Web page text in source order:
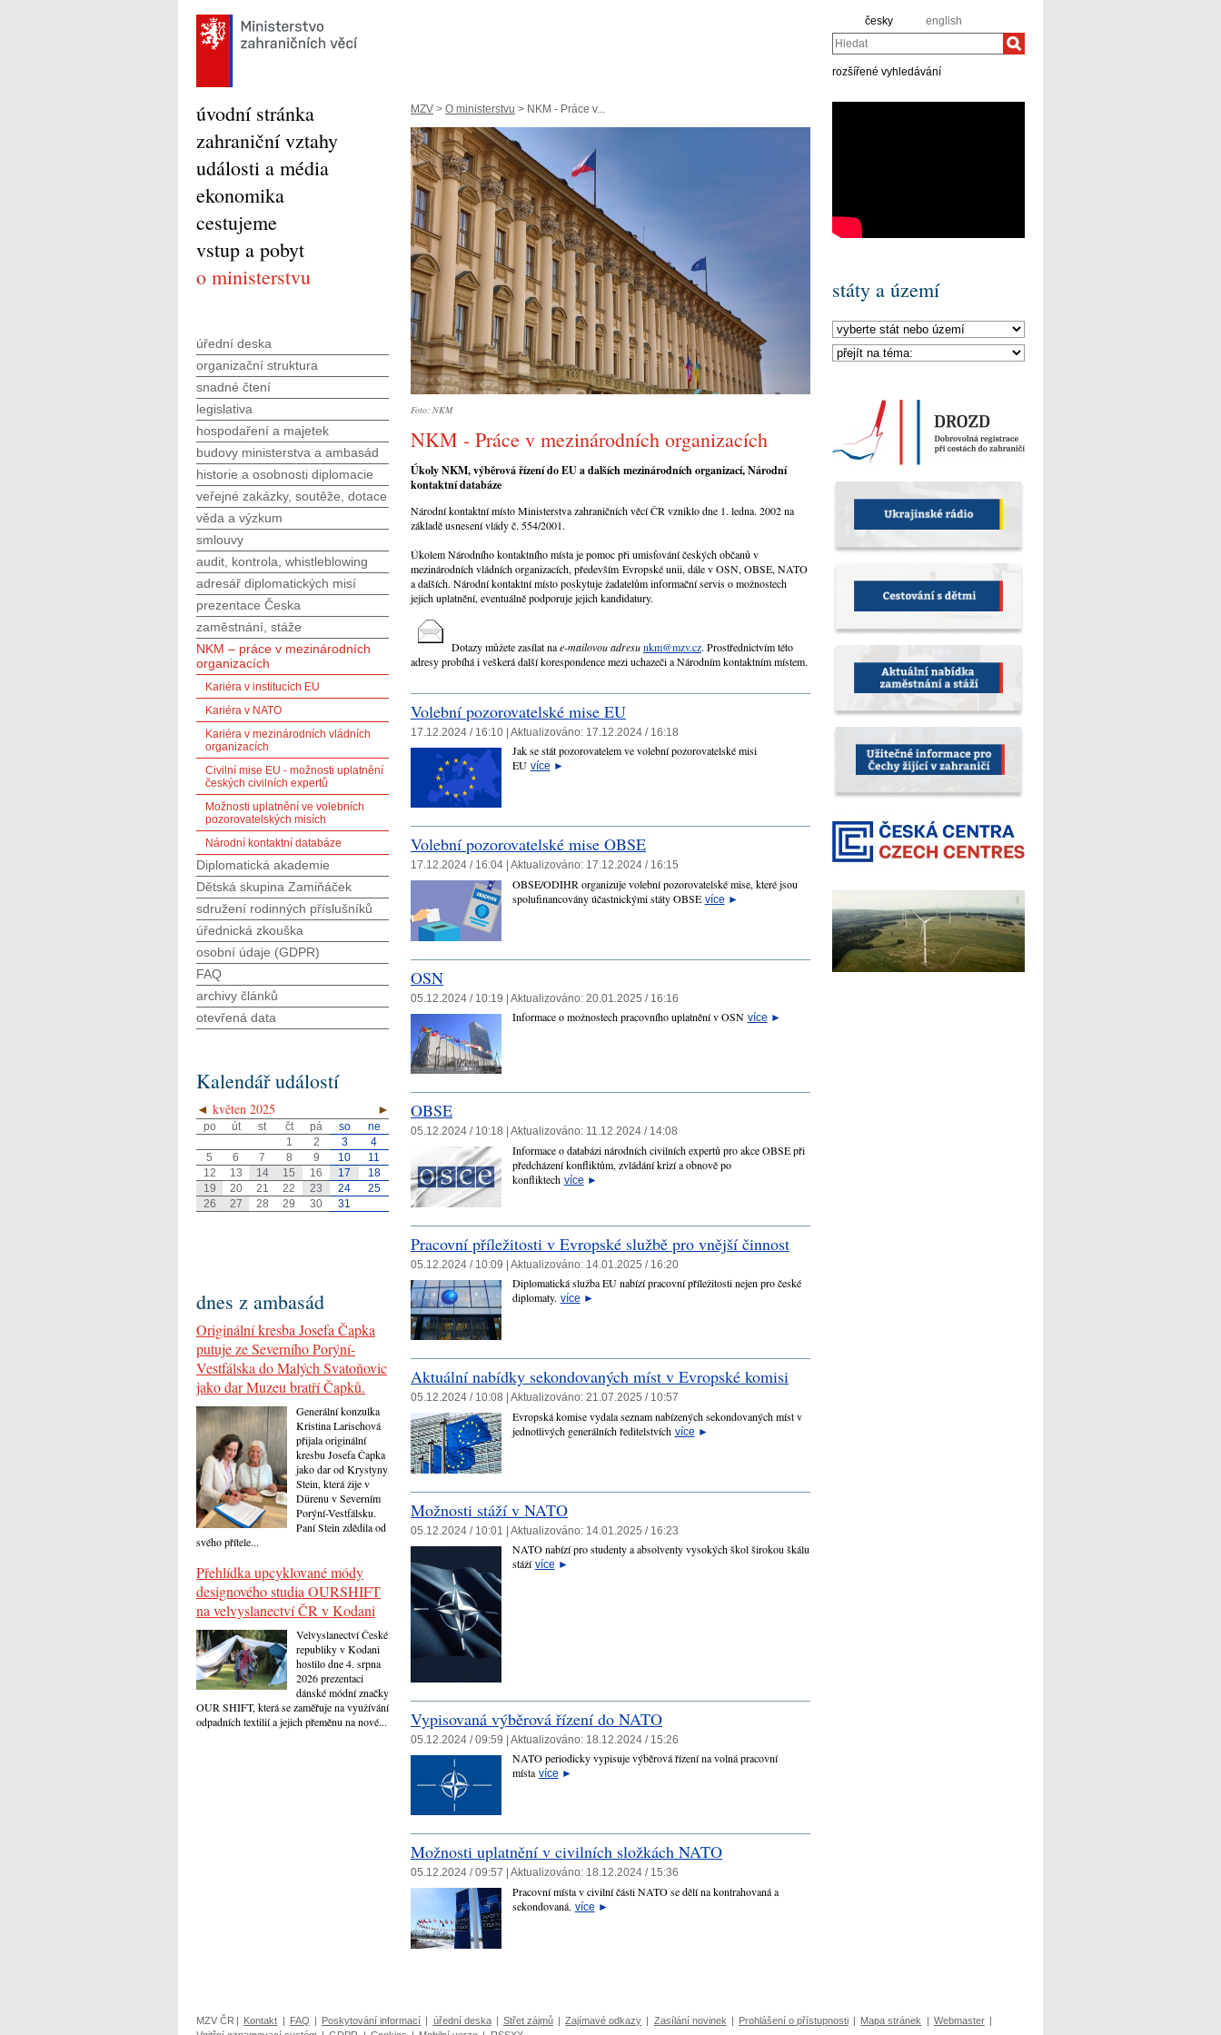
česky english
Hledat
rozšířené vyhledávání
MZV > O ministerstvu > NKM - Práce v...
Foto: NKM
NKM - Práce v mezinárodních organizacích
Úkoly NKM, výběrová řízení do EU a dalších mezinárodních organizací, Národní
kontaktní databáze
Národní kontaktní místo Ministerstva zahraničních věcí ČR vzniklo dne 1. ledna. 2002 na
základě usnesení vlády č. 554/2001.
Úkolem Národního kontaktního místa je pomoc při umisťování českých občanů v
mezinárodních vládních organizacích, především Evropské unii, dále v OSN, OBSE, NATO
a dalších. Národní kontaktní místo poskytuje žadatelům informační servis o možnostech
jejich uplatnění, eventuálně podporuje jejich kandidatury.
Dotazy můžete zasílat nae-mailovou adresunkm@mzv.cz. Prostřednictvím této
adresy probíhá i veškerá další korespondence mezi uchazeči a Národním kontaktním místem.
Volební pozorovatelské mise EU
17.12.2024 / 16:10 | Aktualizováno: 17.12.2024 / 16:18
Jak se stát pozorovatelem ve volební pozorovatelské misi
EU více ►
Volební pozorovatelské mise OBSE
17.12.2024 / 16:04 | Aktualizováno: 17.12.2024 / 16:15
OBSE/ODIHR organizuje volební pozorovatelské mise, které jsou
spolufinancovány účastnickými státy OBSE více ►
OSN
05.12.2024 / 10:19 | Aktualizováno: 20.01.2025 / 16:16
Informace o možnostech pracovního uplatnění v OSN více ►
OBSE
05.12.2024 / 10:18 | Aktualizováno: 11.12.2024 / 14:08
Informace o databázi národních civilních expertů pro akce OBSE při
předcházení konfliktům, zvládání krizí a obnově po
konfliktech více ►
Pracovní příležitosti v Evropské službě pro vnější činnost
05.12.2024 / 10:09 | Aktualizováno: 14.01.2025 / 16:20
Diplomatická služba EU nabízí pracovní příležitosti nejen pro české
diplomaty. více ►
Aktuální nabídky sekondovaných míst v Evropské komisi
05.12.2024 / 10:08 | Aktualizováno: 21.07.2025 / 10:57
Evropská komise vydala seznam nabízených sekondovaných míst v
jednotlivých generálních ředitelstvích více ►
Možnosti stáží v NATO
05.12.2024 / 10:01 | Aktualizováno: 14.01.2025 / 16:23
NATO nabízí pro studenty a absolventy vysokých škol širokou škálu
stáží více ►
Vypisovaná výběrová řízení do NATO
05.12.2024 / 09:59 | Aktualizováno: 18.12.2024 / 15:26
NATO periodicky vypisuje výběrová řízení na volná pracovní
místa více ►
Možnosti uplatnění v civilních složkách NATO
05.12.2024 / 09:57 | Aktualizováno: 18.12.2024 / 15:36
Pracovní místa v civilní části NATO se dělí na kontrahovaná a
sekondovaná. více ►
úvodní stránka
zahraniční vztahy
události a média
ekonomika
cestujeme
vstup a pobyt
o ministerstvu
úřední deska
organizační struktura
snadné čtení
legislativa
hospodaření a majetek
budovy ministerstva a ambasád
historie a osobnosti diplomacie
veřejné zakázky, soutěže, dotace
věda a výzkum
smlouvy
audit, kontrola, whistleblowing
adresář diplomatických misí
prezentace Česka
zaměstnání, stáže
NKM – práce v mezinárodních
organizacích
Kariéra v institucích EU
Kariéra v NATO
Kariéra v mezinárodních vládních
organizacích
Civilní mise EU - možnosti uplatnění
českých civilních expertů
Možnosti uplatnění ve volebních
pozorovatelských misích
Národní kontaktní databáze
Diplomatická akademie
Dětská skupina Zamiňáček
sdružení rodinných příslušníků
úřednická zkouška
osobní údaje (GDPR)
FAQ
archivy článků
otevřená data
Kalendář událostí
◄ ►
květen 2025
po út st čt pá so
ne
1
2 3
4
5
6 7 8 9 10
11
12
13 14 15 16 17
18
19
20 21 22 23 24
25
26
27 28 29 30 31
dnes z ambasád
Originální kresba Josefa Čapka
putuje ze Severního Porýní-
Vestfálska do Malých Svatoňovic
jako dar Muzeu bratří Čapků.
Generální konzulka
Kristina Larischová
přijala originální
kresbu Josefa Čapka
jako dar od Krystyny
Stein, která žije v
Dürenu v Severním
Porýní-Vestfálsku.
Paní Stein zdědila od
svého přítele...
Přehlídka upcyklované módy
designového studia OURSHIFT
na velvyslanectví ČR v Kodani
Velvyslanectví České
republiky v Kodani
hostilo dne 4. srpna
2026 prezentaci
dánské módní značky
OUR SHIFT, která se zaměřuje na využívání
odpadních textilií a jejich přeměnu na nové...
státy a území
MZV ČR | Kontakt | FAQ | Poskytování informací | úřední deska | Střet zájmů | Zajímavé odkazy | Zasílání novinek | Prohlášení o přístupnosti | Mapa stránek | Webmaster |